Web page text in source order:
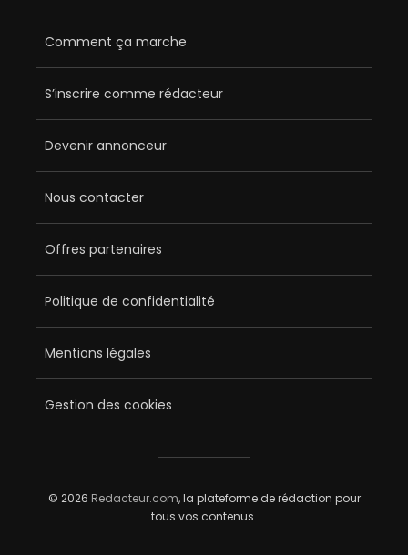
Comment ça marche
S’inscrire comme rédacteur
Devenir annonceur
Nous contacter
Offres partenaires
Politique de confidentialité
Mentions légales
Gestion des cookies
© 2026 Redacteur.com, la plateforme de rédaction pour
tous vos contenus.